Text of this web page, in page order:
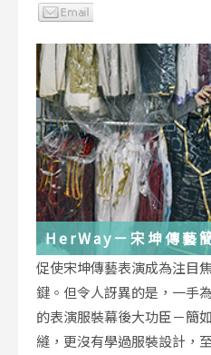
HerWay－宋坤傳藝
促使宋坤傳藝表演成為注目
鍵。但令人訝異的是，一手
的表演服裝幕後大功臣－簡
縫，更沒有學過服裝設計，